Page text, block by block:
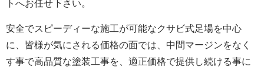
トへお任せ下さい。
安全でスピーディーな施工が可能なクサビ式足場を中心
に、皆様が気にされる価格の面では、中間マージンをなく
す事で高品質な塗装工事を、適正価格で提供し続ける事に